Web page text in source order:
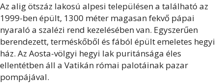
Az alig ötszáz lakosú alpesi településen a található az
1999-ben épült, 1300 méter magasan fekvő pápai
nyaraló a szalézi rend kezelésében van. Egyszerűen
berendezett, terméskőből és fából épült emeletes hegyi
ház. Az Aosta-völgyi hegyi lak puritánsága éles
ellentétben áll a Vatikán római palotáinak pazar
pompájával.